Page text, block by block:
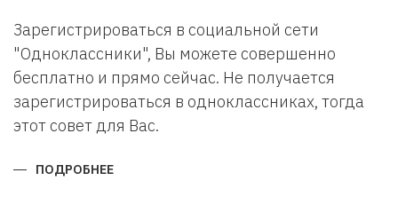
Зарегистрироваться в социальной сети
"Одноклассники", Вы можете совершенно
бесплатно и прямо сейчас. Не получается
зарегистрироваться в одноклассниках, тогда
этот совет для Вас.
ПОДРОБНЕЕ